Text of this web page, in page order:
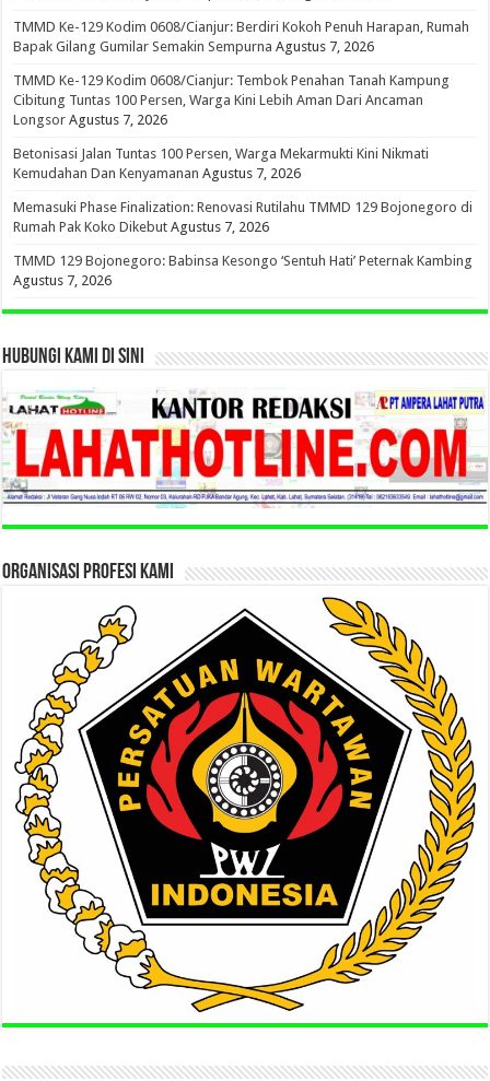
TMMD Ke-129 Kodim 0608/Cianjur: Berdiri Kokoh Penuh Harapan, Rumah
Bapak Gilang Gumilar Semakin Sempurna Agustus 7, 2026
TMMD Ke-129 Kodim 0608/Cianjur: Tembok Penahan Tanah Kampung
Cibitung Tuntas 100 Persen, Warga Kini Lebih Aman Dari Ancaman
Longsor Agustus 7, 2026
Betonisasi Jalan Tuntas 100 Persen, Warga Mekarmukti Kini Nikmati
Kemudahan Dan Kenyamanan Agustus 7, 2026
Memasuki Phase Finalization: Renovasi Rutilahu TMMD 129 Bojonegoro di
Rumah Pak Koko Dikebut Agustus 7, 2026
TMMD 129 Bojonegoro: Babinsa Kesongo ‘Sentuh Hati’ Peternak Kambing
Agustus 7, 2026
HUBUNGI KAMI DI SINI
ORGANISASI PROFESI KAMI